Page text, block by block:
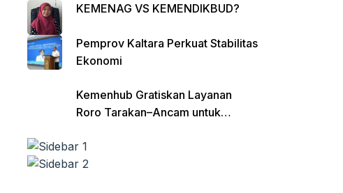
KEMENAG VS KEMENDIKBUD?
Pemprov Kaltara Perkuat Stabilitas
Ekonomi
Kemenhub Gratiskan Layanan
Roro Tarakan–Ancam untuk